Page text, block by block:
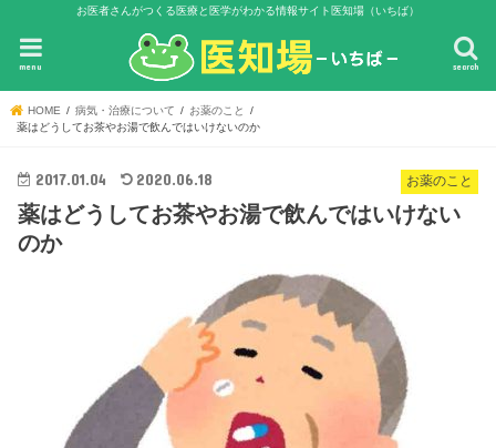
お医者さんがつくる医療と医学がわかる情報サイト医知場（いちば）
search
menu
HOME 病気・治療について
お薬のこと
薬はどうしてお茶やお湯で飲んではいけないのか
お薬のこと
2017.01.04 2020.06.18
薬はどうしてお茶やお湯で飲んではいけない
のか